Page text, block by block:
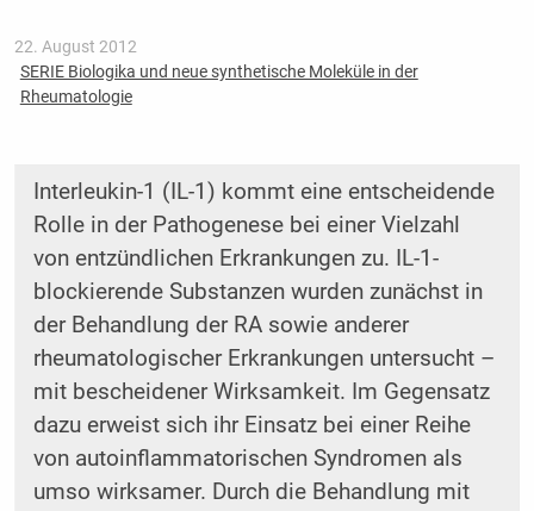
22. August 2012
SERIE Biologika und neue synthetische Moleküle in der
Rheumatologie
Interleukin-1 (IL-1) kommt eine entscheidende
Rolle in der Pathogenese bei einer Vielzahl
von entzündlichen Erkrankungen zu. IL-1-
blockierende Substanzen wurden zunächst in
der Behandlung der RA sowie anderer
rheumatologischer Erkrankungen untersucht –
mit bescheidener Wirksamkeit. Im Gegensatz
dazu erweist sich ihr Einsatz bei einer Reihe
von autoinflammatorischen Syndromen als
umso wirksamer. Durch die Behandlung mit